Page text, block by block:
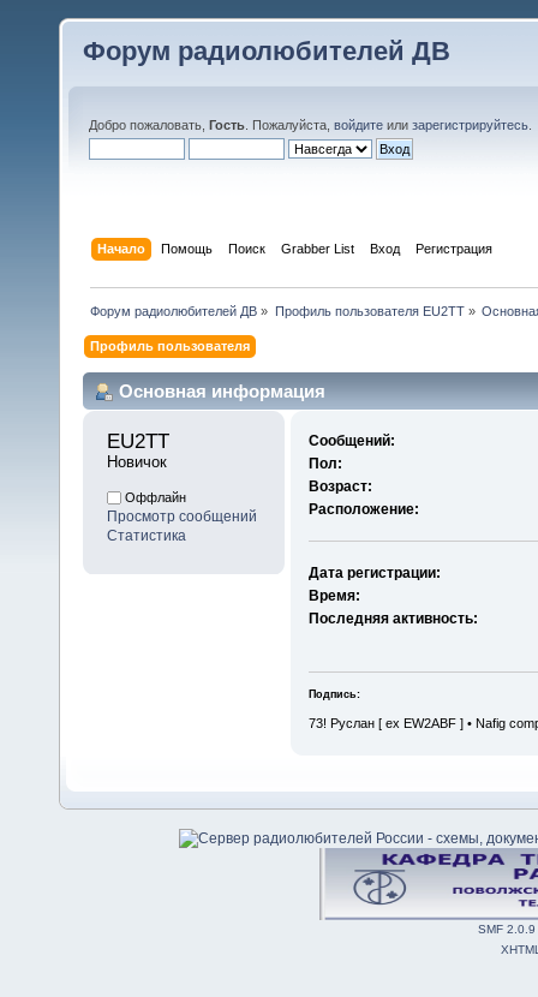
Форум радиолюбителей ДВ
Добро пожаловать, Гость . Пожалуйста, войдите или зарегистрируйтесь
Начало Помощь Поиск Grabber List Вход Регистрация
Форум радиолюбителей ДВ » Профиль пользователя EU2TT»
Профиль пользователя
Основная информация
EU2TT
Новичок
Оффлайн
Просмотр сообщений
Статистика
Сообщений:
Пол:
Возраст:
Расположение:
Дата регистрации:
Время:
Последняя активность:
Подпись:
73! Руслан [ ex EW2ABF ] • Nafig
SMF 2.0.9